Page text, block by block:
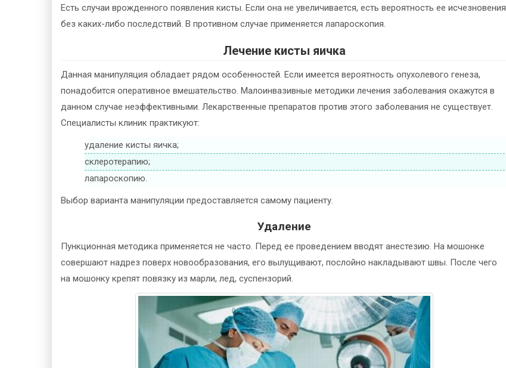
Есть случаи врожденного появления кисты. Если она не увеличивается, есть вероятность ее исчезновения
без каких-либо последствий. В противном случае применяется лапароскопия.
Лечение кисты яичка
Данная манипуляция обладает рядом особенностей. Если имеется вероятность опухолевого генеза,
понадобится оперативное вмешательство. Малоинвазивные методики лечения заболевания окажутся в
данном случае неэффективными. Лекарственные препаратов против этого заболевания не существует.
Специалисты клиник практикуют:
удаление кисты яичка;
склеротерапию;
лапароскопию.
Выбор варианта манипуляции предоставляется самому пациенту.
Удаление
Пункционная методика применяется не часто. Перед ее проведением вводят анестезию. На мошонке
совершают надрез поверх новообразования, его вылущивают, послойно накладывают швы. После чего
на мошонку крепят повязку из марли, лед, суспензорий.